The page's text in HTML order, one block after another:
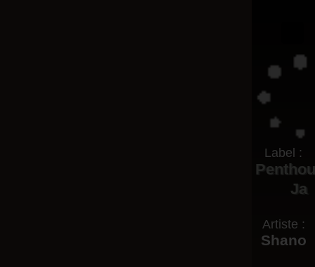
Label :
Ja
Artiste :
Shano